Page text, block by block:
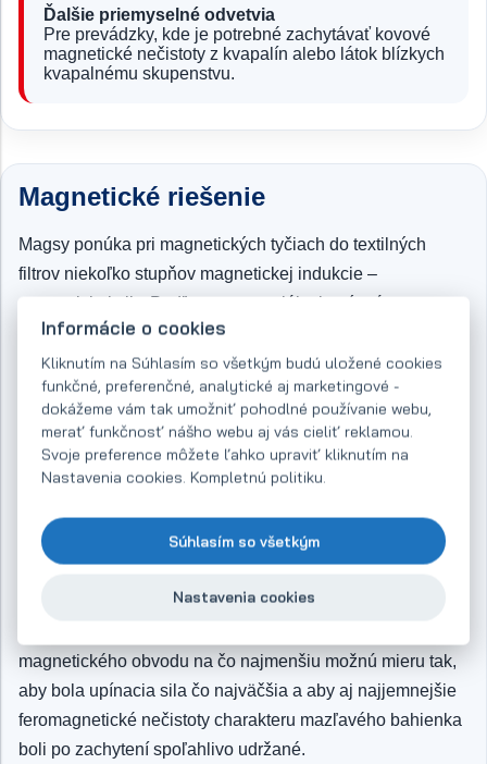
Ďalšie priemyselné odvetvia
Pre prevádzky, kde je potrebné zachytávať kovové
magnetické nečistoty z kvapalín alebo látok blízkych
kvapalnému skupenstvu.
Magnetické riešenie
Magsy ponúka pri magnetických tyčiach do textilných
filtrov niekoľko stupňov magnetickej indukcie –
magnetickej sily. Podľa typu materiálu, ktorý má cez
magnetické tyče prúdiť, je potrebné zvoliť vhodnú
magnetickú silu, ktorú vám naši odborníci v spolupráci s
konzultáciou vášho výrobného prostredia a
technologických možností odporučia.
Pre niektoré separačné aplikácie je potrebné zvoliť hlbší
priťahované aj z väčšej vzdialenosti a následne pevne
udržané. To platí väčšinou pre magnetickú separáciu a
magnetického obvodu na čo najmenšiu možnú mieru tak,
aby bola upínacia sila čo najväčšia a aby aj najjemnejšie
feromagnetické nečistoty charakteru mazľavého bahienka
boli po zachytení spoľahlivo udržané.
Informácie o cookies
Kliknutím na Súhlasím so všetkým budú uložené cookies
funkčné, preferenčné, analytické aj marketingové -
dokážeme vám tak umožniť pohodlné používanie webu,
merať funkčnosť nášho webu aj vás cieliť reklamou.
Svoje preference môžete ľahko upraviť kliknutím na
Nastavenia cookies. Kompletnú politiku.
Súhlasím so všetkým
Nastavenia cookies